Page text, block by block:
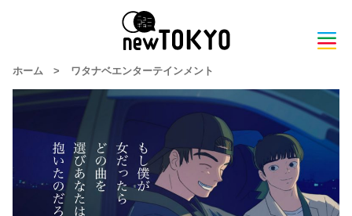
ホーム > ワタナベエンターテインメント